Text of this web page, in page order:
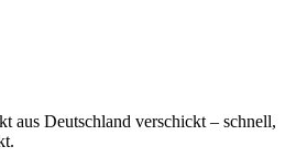
aus Deutschland verschickt – schnell,